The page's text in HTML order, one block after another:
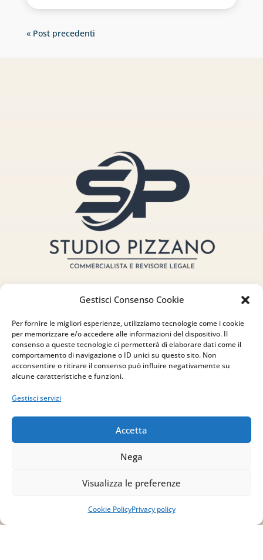
Gestisci Consenso Cookie
Per fornire le migliori esperienze, utilizziamo tecnologie come i cookie
per memorizzare e/o accedere alle informazioni del dispositivo. Il
consenso a queste tecnologie ci permetterà di elaborare dati come il
comportamento di navigazione o ID unici su questo sito. Non
acconsentire o ritirare il consenso può influire negativamente su
alcune caratteristiche e funzioni.
Gestisci servizi
Accetta
Nega
Visualizza le preferenze
Cookie PolicyPrivacy policy
« Post precedenti
Indirizzo
via Sant’Alessio, 5
83030 Venticano (AV)
Email
info@studiopizzano.it
IT02754810642